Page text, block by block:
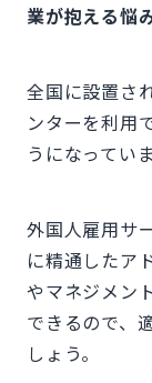
業が抱える悩
全国に設置さ
ンターを利用
うになっていま
外国人雇用サ
に精通したア
やマネジメン
できるので、
しょう。